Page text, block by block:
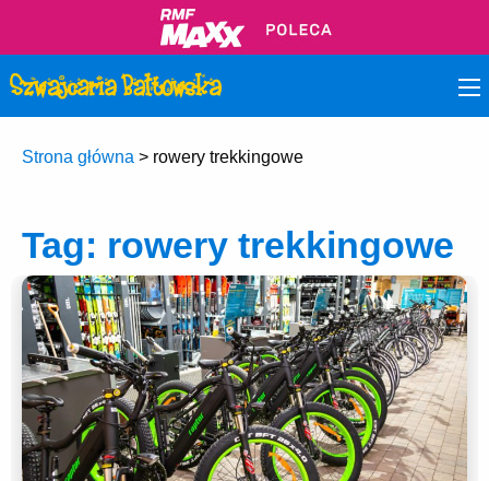
Strona główna > rowery trekkingowe
Tag: rowery trekkingowe